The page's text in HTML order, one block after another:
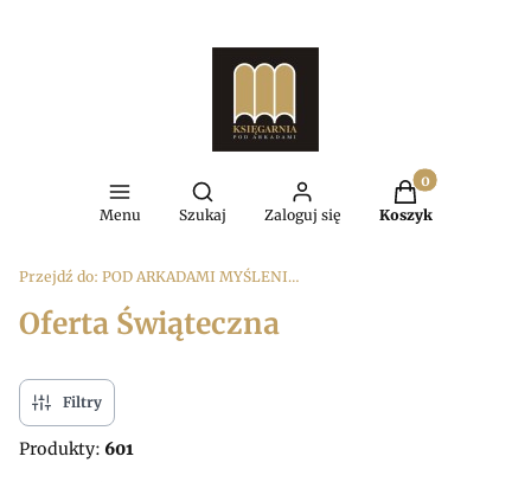
Menu
Otwórz wyszukiwarkę
Szukaj Zaloguj się
Produkty w
Koszyk
Przejdź do: POD ARKADAMI MYŚLENICE
Oferta Świąteczna
Filtry
Produkty: 601